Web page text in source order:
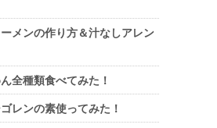
メンの作り方＆汁なしアレン
全種類食べてみた！
レンの素使ってみた！